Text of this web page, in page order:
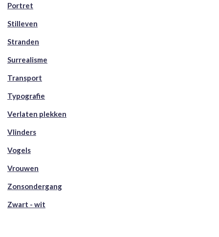
Portret
Stilleven
Stranden
Surrealisme
Transport
Typografie
Verlaten plekken
Vlinders
Vogels
Vrouwen
Zonsondergang
Zwart - wit